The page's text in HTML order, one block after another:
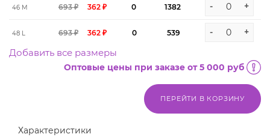
46 M 693 ₽ 362 ₽ 0 1382 - +
48 L 693 ₽ 362 ₽ 0 539 - +
Добавить все размеры
Оптовые цены при заказе от 5 000 руб
ПЕРЕЙТИ В КОРЗИНУ
Характеристики